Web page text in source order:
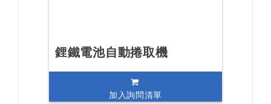
鋰鐵電池自動捲取機
加入詢問清單